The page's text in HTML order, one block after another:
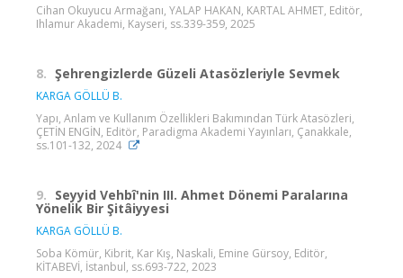
Cihan Okuyucu Armağanı, YALAP HAKAN, KARTAL AHMET, Editör,
Ihlamur Akademi, Kayseri, ss.339-359, 2025
8. Şehrengizlerde Güzeli Atasözleriyle Sevmek
KARGA GÖLLÜ B.
Yapı, Anlam ve Kullanım Özellikleri Bakımından Türk Atasözleri,
ÇETİN ENGİN, Editör, Paradigma Akademi Yayınları, Çanakkale,
ss.101-132, 2024
9. Seyyid Vehbî'nin III. Ahmet Dönemi Paralarına
Yönelik Bir Şitâiyyesi
KARGA GÖLLÜ B.
Soba Kömür, Kibrit, Kar Kış, Naskali, Emine Gürsoy, Editör,
KİTABEVİ, İstanbul, ss.693-722, 2023